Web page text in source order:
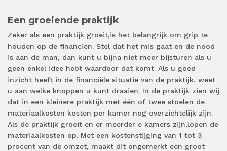
Een groeiende praktijk
Zeker als een praktijk groeit,is het belangrijk om grip te
houden op de financiën. Stel dat het mis gaat en de nood
is aan de man, dan kunt u bijna niet meer bijsturen als u
geen enkel idee hebt waardoor dat komt. Als u goed
inzicht heeft in de financiële situatie van de praktijk, weet
u aan welke knoppen u kunt draaien. In de praktijk zien wij
dat in een kleinere praktijk met één of twee stoelen de
materiaalkosten kosten per kamer nog overzichtelijk zijn.
Als de praktijk groeit en er meerder e kamers zijn,lopen de
materiaalkosten op. Met een kostenstijging van 1 tot 3
procent van de omzet, maakt dit ongemerkt een groot